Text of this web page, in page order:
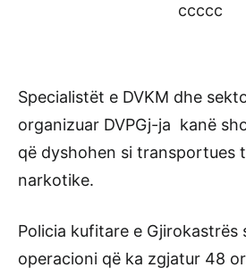
ccccc
Specialistët e DVKM dhe
organizuar DVPGj-ja kanë
që dyshohen si transportues
narkotike.
Policia kufitare e Gjirokastrës
operacioni që ka zgjatur 48